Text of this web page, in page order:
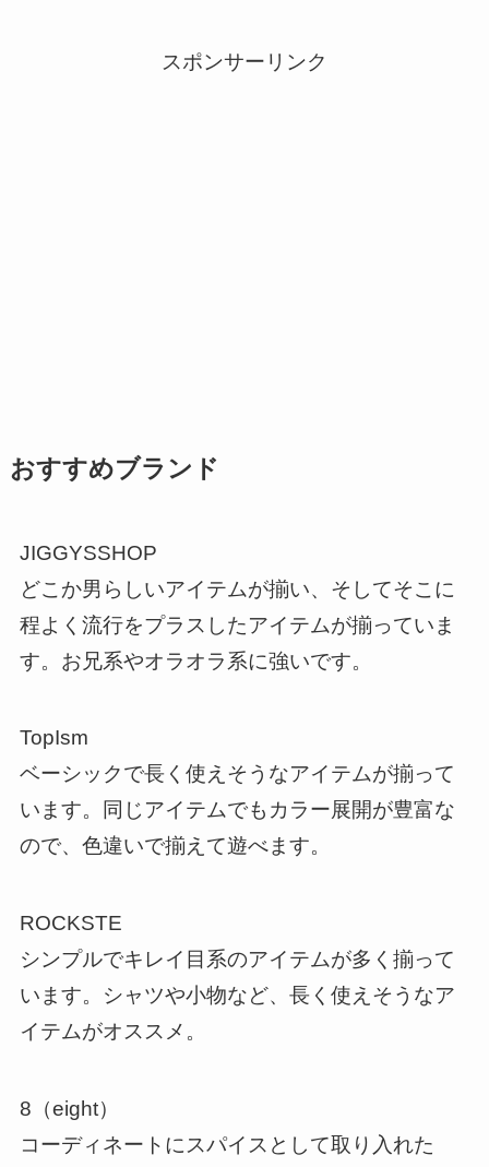
スポンサーリンク
おすすめブランド
JIGGYSSHOP
どこか男らしいアイテムが揃い、そしてそこに
程よく流行をプラスしたアイテムが揃っていま
す。お兄系やオラオラ系に強いです。
TopIsm
ベーシックで長く使えそうなアイテムが揃って
います。同じアイテムでもカラー展開が豊富な
ので、色違いで揃えて遊べます。
ROCKSTE
シンプルでキレイ目系のアイテムが多く揃って
います。シャツや小物など、長く使えそうなア
イテムがオススメ。
8（eight）
コーディネートにスパイスとして取り入れた